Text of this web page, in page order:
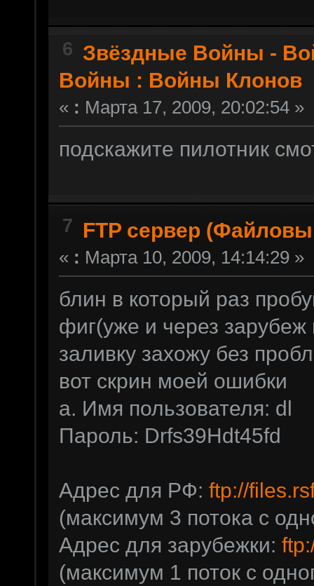
6 Звёздные Войны -
Войны : Войны Клонов
« : Марта 17, 2009, 20:02:54 »
подскажите пилотник
7 FTP сервер
« : Марта 10, 2009, 14:14:29 »
блин в который раз
фиг(уже и через
заливку захожу без
вот скрин моей ошибки
a. Имя пользователя: dl
Пароль: Drfs39Hdt45fd
Адрес для РФ: ftp://
(максимум 3 потока с
Адрес для зарубежки:
(максимум 1 поток с